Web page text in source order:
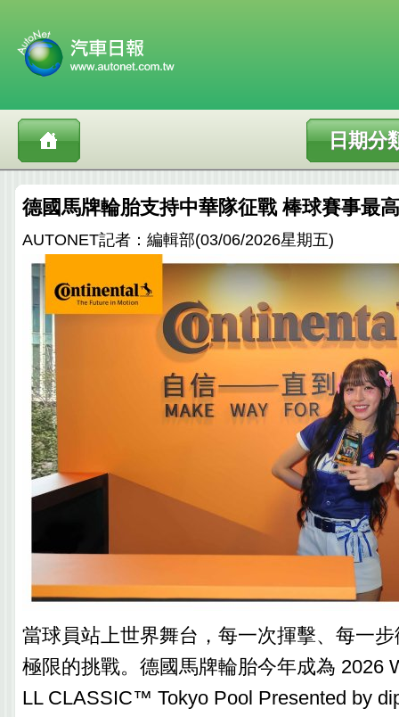
日期分
德國馬牌輪胎支持中華隊征戰 棒球賽事最
AUTONET記者：編輯部(03/06/2026星期五)
當球員站上世界舞台，每一次揮擊、每一
極限的挑戰。德國馬牌輪胎今年成為 2026
LL CLASSIC™ Tokyo Pool Presented by